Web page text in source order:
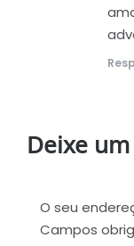
Deixe
O seu
Campos